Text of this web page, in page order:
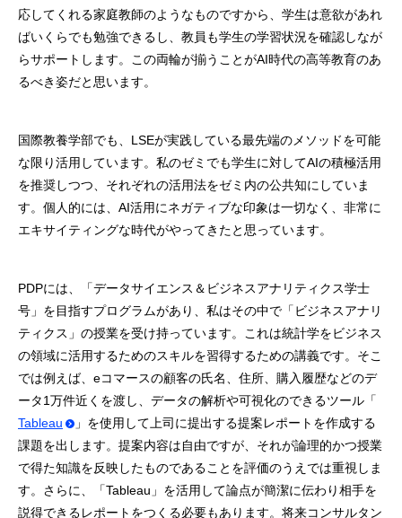
応してくれる家庭教師のようなものですから、学生は意欲があれ
ばいくらでも勉強できるし、教員も学生の学習状況を確認しなが
らサポートします。この両輪が揃うことがAI時代の高等教育のあ
るべき姿だと思います。
国際教養学部でも、LSEが実践している最先端のメソッドを可能
な限り活用しています。私のゼミでも学生に対してAIの積極活用
を推奨しつつ、それぞれの活用法をゼミ内の公共知にしていま
す。個人的には、AI活用にネガティブな印象は一切なく、非常に
エキサイティングな時代がやってきたと思っています。
PDPには、「データサイエンス＆ビジネスアナリティクス学士
号」を目指すプログラムがあり、私はその中で「ビジネスアナリ
ティクス」の授業を受け持っています。これは統計学をビジネス
の領域に活用するためのスキルを習得するための講義です。そこ
では例えば、eコマースの顧客の氏名、住所、購入履歴などのデ
ータ1万件近くを渡し、データの解析や可視化のできるツール「
Tableau
」を使用して上司に提出する提案レポートを作成する
課題を出します。提案内容は自由ですが、それが論理的かつ授業
で得た知識を反映したものであることを評価のうえでは重視しま
す。さらに、「Tableau」を活用して論点が簡潔に伝わり相手を
説得できるレポートをつくる必要もあります。将来コンサルタン